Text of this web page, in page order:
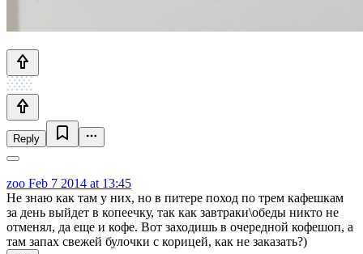
Reply
zoo Feb 7 2014 at 13:45
Не знаю как там у них, но в питере поход по трем кафешкам
за день выйдет в копеечку, так как завтраки\обеды никто не
отменял, да еще и кофе. Вот заходишь в очередной кофешоп, а
там запах свежей булочки с корицей, как не заказать?)